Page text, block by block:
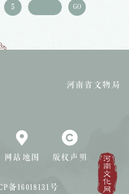
5 GO
河南省文物局
网站地图 版权声明
备16018131号